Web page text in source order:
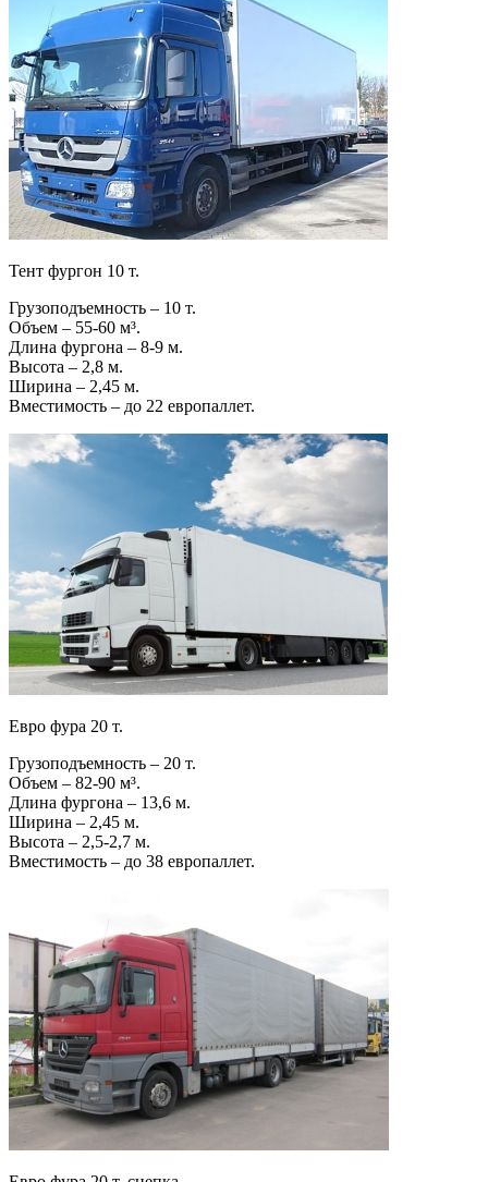
Тент фургон 10 т.
Грузоподъемность – 10 т.
Объем – 55-60 м³.
Длина фургона – 8-9 м.
Высота – 2,8 м.
Ширина – 2,45 м.
Вместимость – до 22 европаллет.
Евро фура 20 т.
Грузоподъемность – 20 т.
Объем – 82-90 м³.
Длина фургона – 13,6 м.
Ширина – 2,45 м.
Высота – 2,5-2,7 м.
Вместимость – до 38 европаллет.